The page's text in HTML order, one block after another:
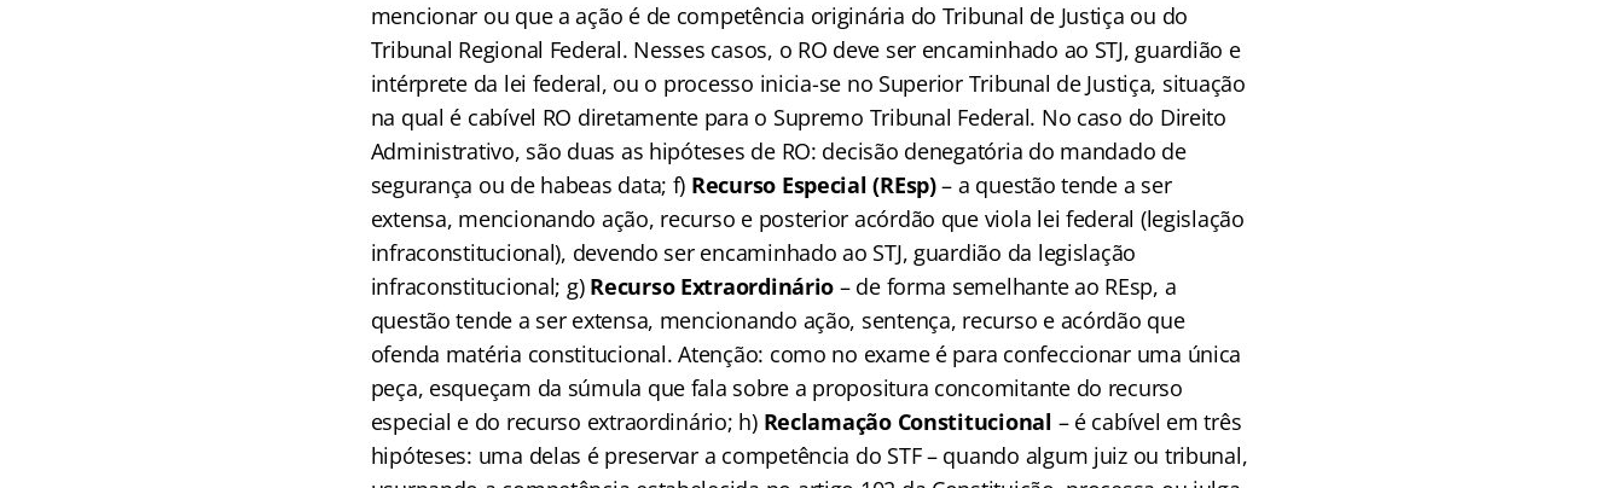
mencionar ou que a ação é de competência originária do Tribunal de Justiça ou do
Tribunal Regional Federal. Nesses casos, o RO deve ser encaminhado ao STJ, guardião e
intérprete da lei federal, ou o processo inicia-se no Superior Tribunal de Justiça, situação
na qual é cabível RO diretamente para o Supremo Tribunal Federal. No caso do Direito
Administrativo, são duas as hipóteses de RO: decisão denegatória do mandado de
segurança ou de habeas data; f) Recurso Especial (REsp)– a questão tende a ser
extensa, mencionando ação, recurso e posterior acórdão que viola lei federal (legislação
infraconstitucional), devendo ser encaminhado ao STJ, guardião da legislação
infraconstitucional; g) Recurso Extraordinário – de forma semelhante ao REsp, a
questão tende a ser extensa, mencionando ação, sentença, recurso e acórdão que
ofenda matéria constitucional. Atenção: como no exame é para confeccionar uma única
peça, esqueçam da súmula que fala sobre a propositura concomitante do recurso
especial e do recurso extraordinário; h) Reclamação Constitucional – é cabível em três
hipóteses: uma delas é preservar a competência do STF – quando algum juiz ou tribunal,